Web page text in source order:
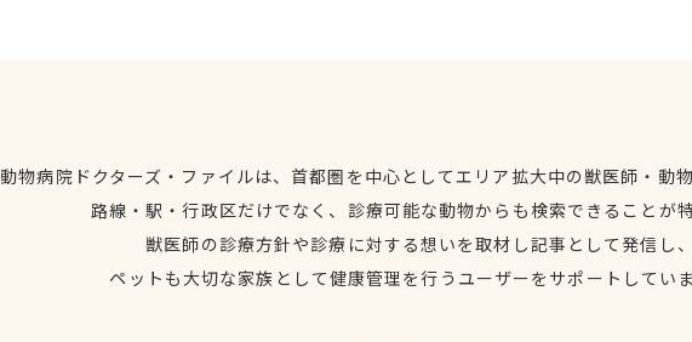
動物病院ドクターズ・ファイルは、首都圏を中心としてエリア拡大中の獣医師・動
路線・駅・行政区だけでなく、診療可能な動物からも検索できることが
獣医師の診療方針や診療に対する想いを取材し記事として発信し
ペットも大切な家族として健康管理を行うユーザーをサポートしてい